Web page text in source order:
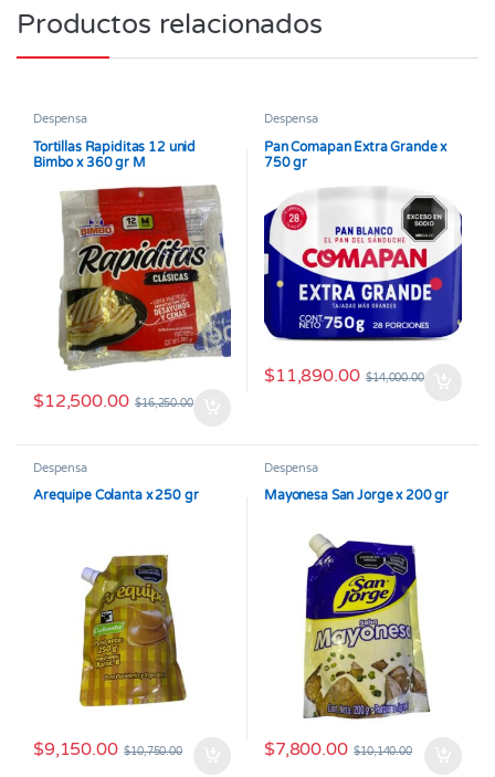
Productos relacionados
Despensa
Tortillas Rapiditas 12 unid
Bimbo x 360 gr M
$12,500.00 $16,250.00
Despensa
Pan Comapan Extra Grande x
750 gr
$11,890.00 $14,000.00
Despensa
Arequipe Colanta x 250 gr
$9,150.00 $10,750.00
Despensa
Mayonesa San Jorge x 200 gr
$7,800.00 $10,140.00